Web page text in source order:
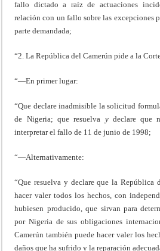
fallo dictado a raíz de actuaciones
relación con un fallo sobre las excepciones
parte demandada;
“2. La República del Camerún pide a la
“—En primer lugar:
“Que declare inadmisible la solicitud
de Nigeria; que resuelva ydeclare que
interpretar el fallo de 11 de junio de 1998;
“—Alternativamente:
“Que resuelva y declare que la República
hacer valer todos los hechos, con
hubiesen producido, que sirvan para
por Nigeria de sus obligaciones
Camerún también puede hacer valer los
daños que ha sufrido y la reparación